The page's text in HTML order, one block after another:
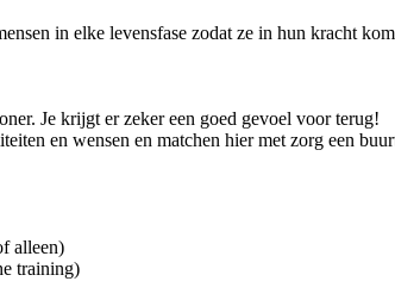
in elke levensfase zodat ze in hun kracht
Je krijgt er zeker een goed gevoel voor terug!
en wensen en matchen hier met zorg een
alleen)
training)